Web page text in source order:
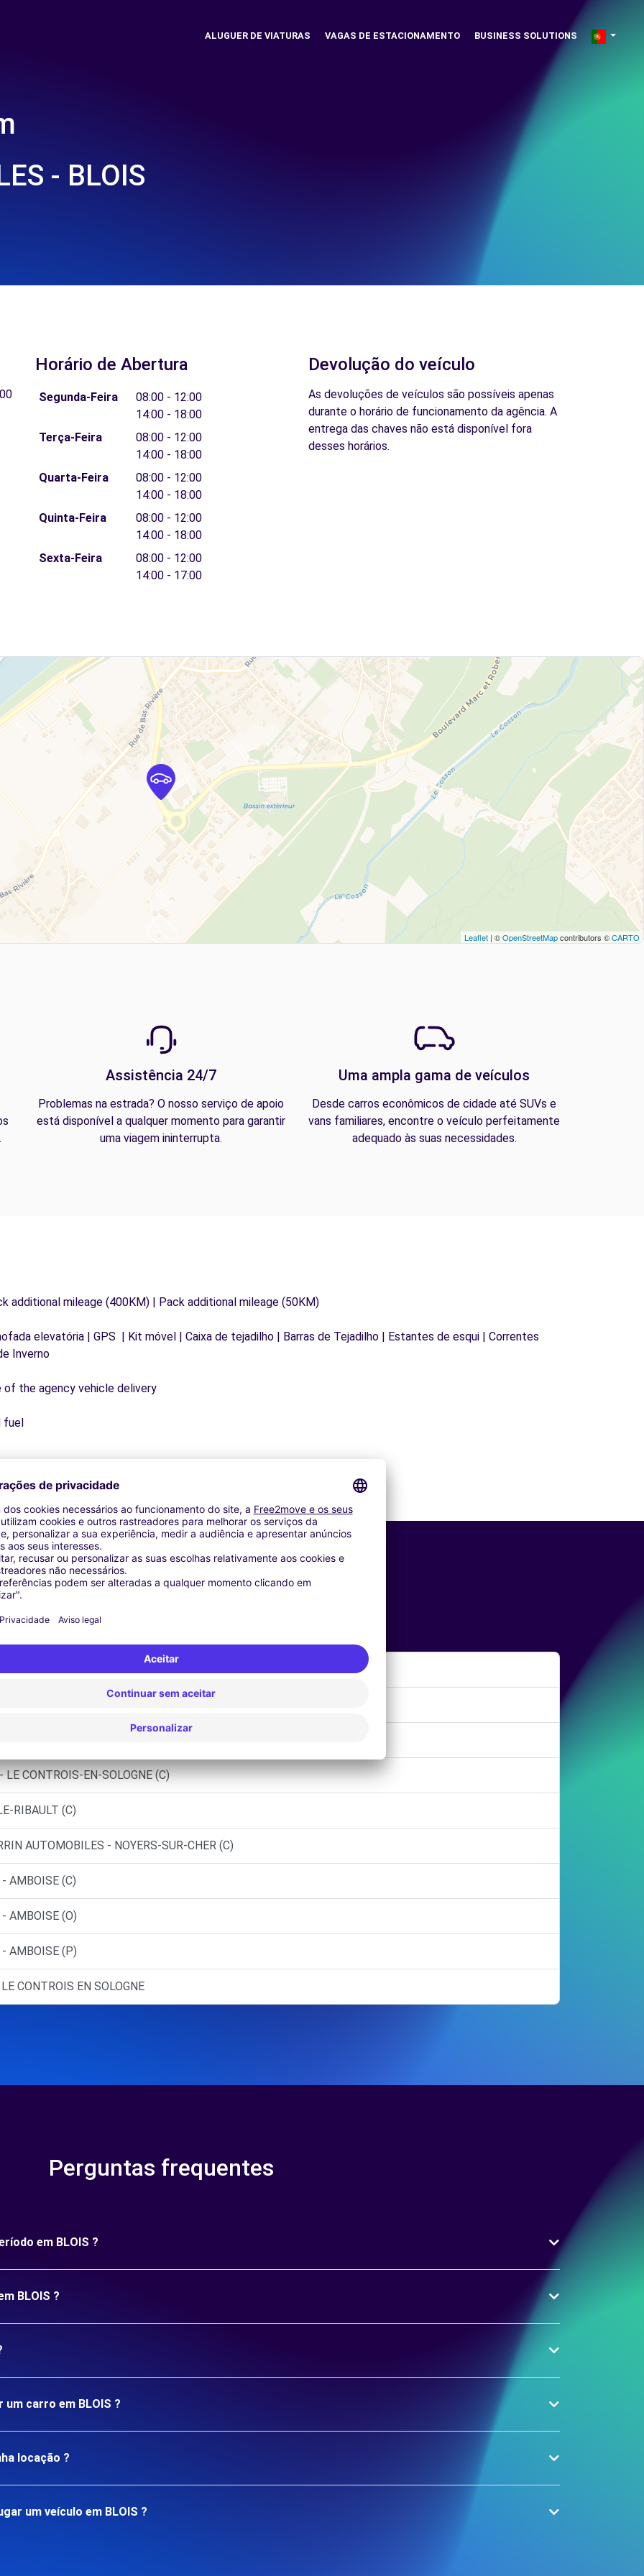
ALUGUER DE VIATURAS VAGAS DE ESTACIONAMENTO BUSINESS SOLUTIONS
- BLOIS
Horário de Abertura
Segunda-Feira
08:00 - 12:00
14:00 - 18:00
Terça-Feira
08:00 - 12:00
14:00 - 18:00
Quarta-Feira
08:00 - 12:00
14:00 - 18:00
Quinta-Feira
08:00 - 12:00
14:00 - 18:00
Sexta-Feira
08:00 - 12:00
14:00 - 17:00
Devolução do veículo
As devoluções de veículos são possíveis apenas
durante o horário de funcionamento da agência. A
entrega das chaves não está disponível fora
desses horários.
Leaflet | ©OpenStreetMapcontributors ©CARTO
Assistência 24/7
Problemas na estrada? O nosso serviço de apoio
está disponível a qualquer momento para garantir
uma viagem ininterrupta.
Uma ampla gama de veículos
Desde carros econômicos de cidade até SUVs e
vans familiares, encontre o veículo perfeitamente
adequado às suas necessidades.
additional mileage (400KM) | Pack additional mileage (50KM)
elevatória | GPS | Kit móvel | Caixa de tejadilho | Barras de Tejadilho | Estantes de esqui | Correntes
Inverno
the agency vehicle delivery
fuel
CONTROIS-EN-SOLOGNE (C)
RIBAULT (C)
AUTOMOBILES - NOYERS-SUR-CHER (C)
AMBOISE (C)
AMBOISE (O)
AMBOISE (P)
CONTROIS EN SOLOGNE
Perguntas frequentes
em BLOIS ?
BLOIS ?
carro em BLOIS ?
locação ?
um veículo em BLOIS ?